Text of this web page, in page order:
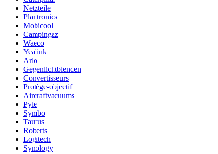
Netzteile
Plantronics
Mobicool
Campingaz
Waeco
Yealink
Arlo
Gegenlichtblenden
Convertisseurs
Protège-objectif
Aircraftvacuums
Pyle
Symbo
Taurus
Roberts
Logitech
Synology